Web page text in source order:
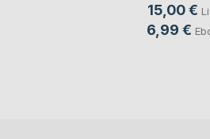
15,00 €
6,99 €